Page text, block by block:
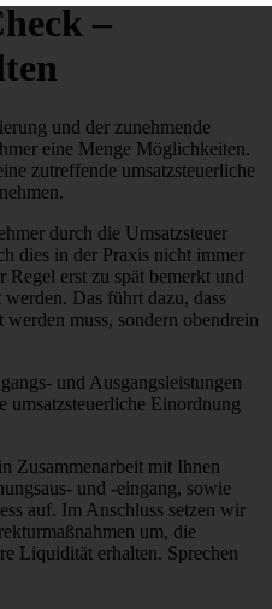
–
und der zunehmende
eine Menge Möglichkeiten.
zutreffende umsatzsteuerliche
durch die Umsatzsteuer
dies in der Praxis nicht immer
Regel erst zu spät bemerkt und
Das führt dazu, dass
muss, sondern obendrein
und Ausgangsleistungen
umsatzsteuerliche Einordnung
Zusammenarbeit mit Ihnen
und -eingang, sowie
auf. Im Anschluss setzen wir
um, die
Liquidität erhalten. Sprechen